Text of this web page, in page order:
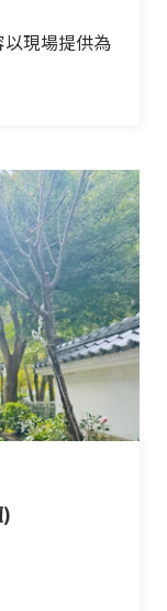
現場提供為